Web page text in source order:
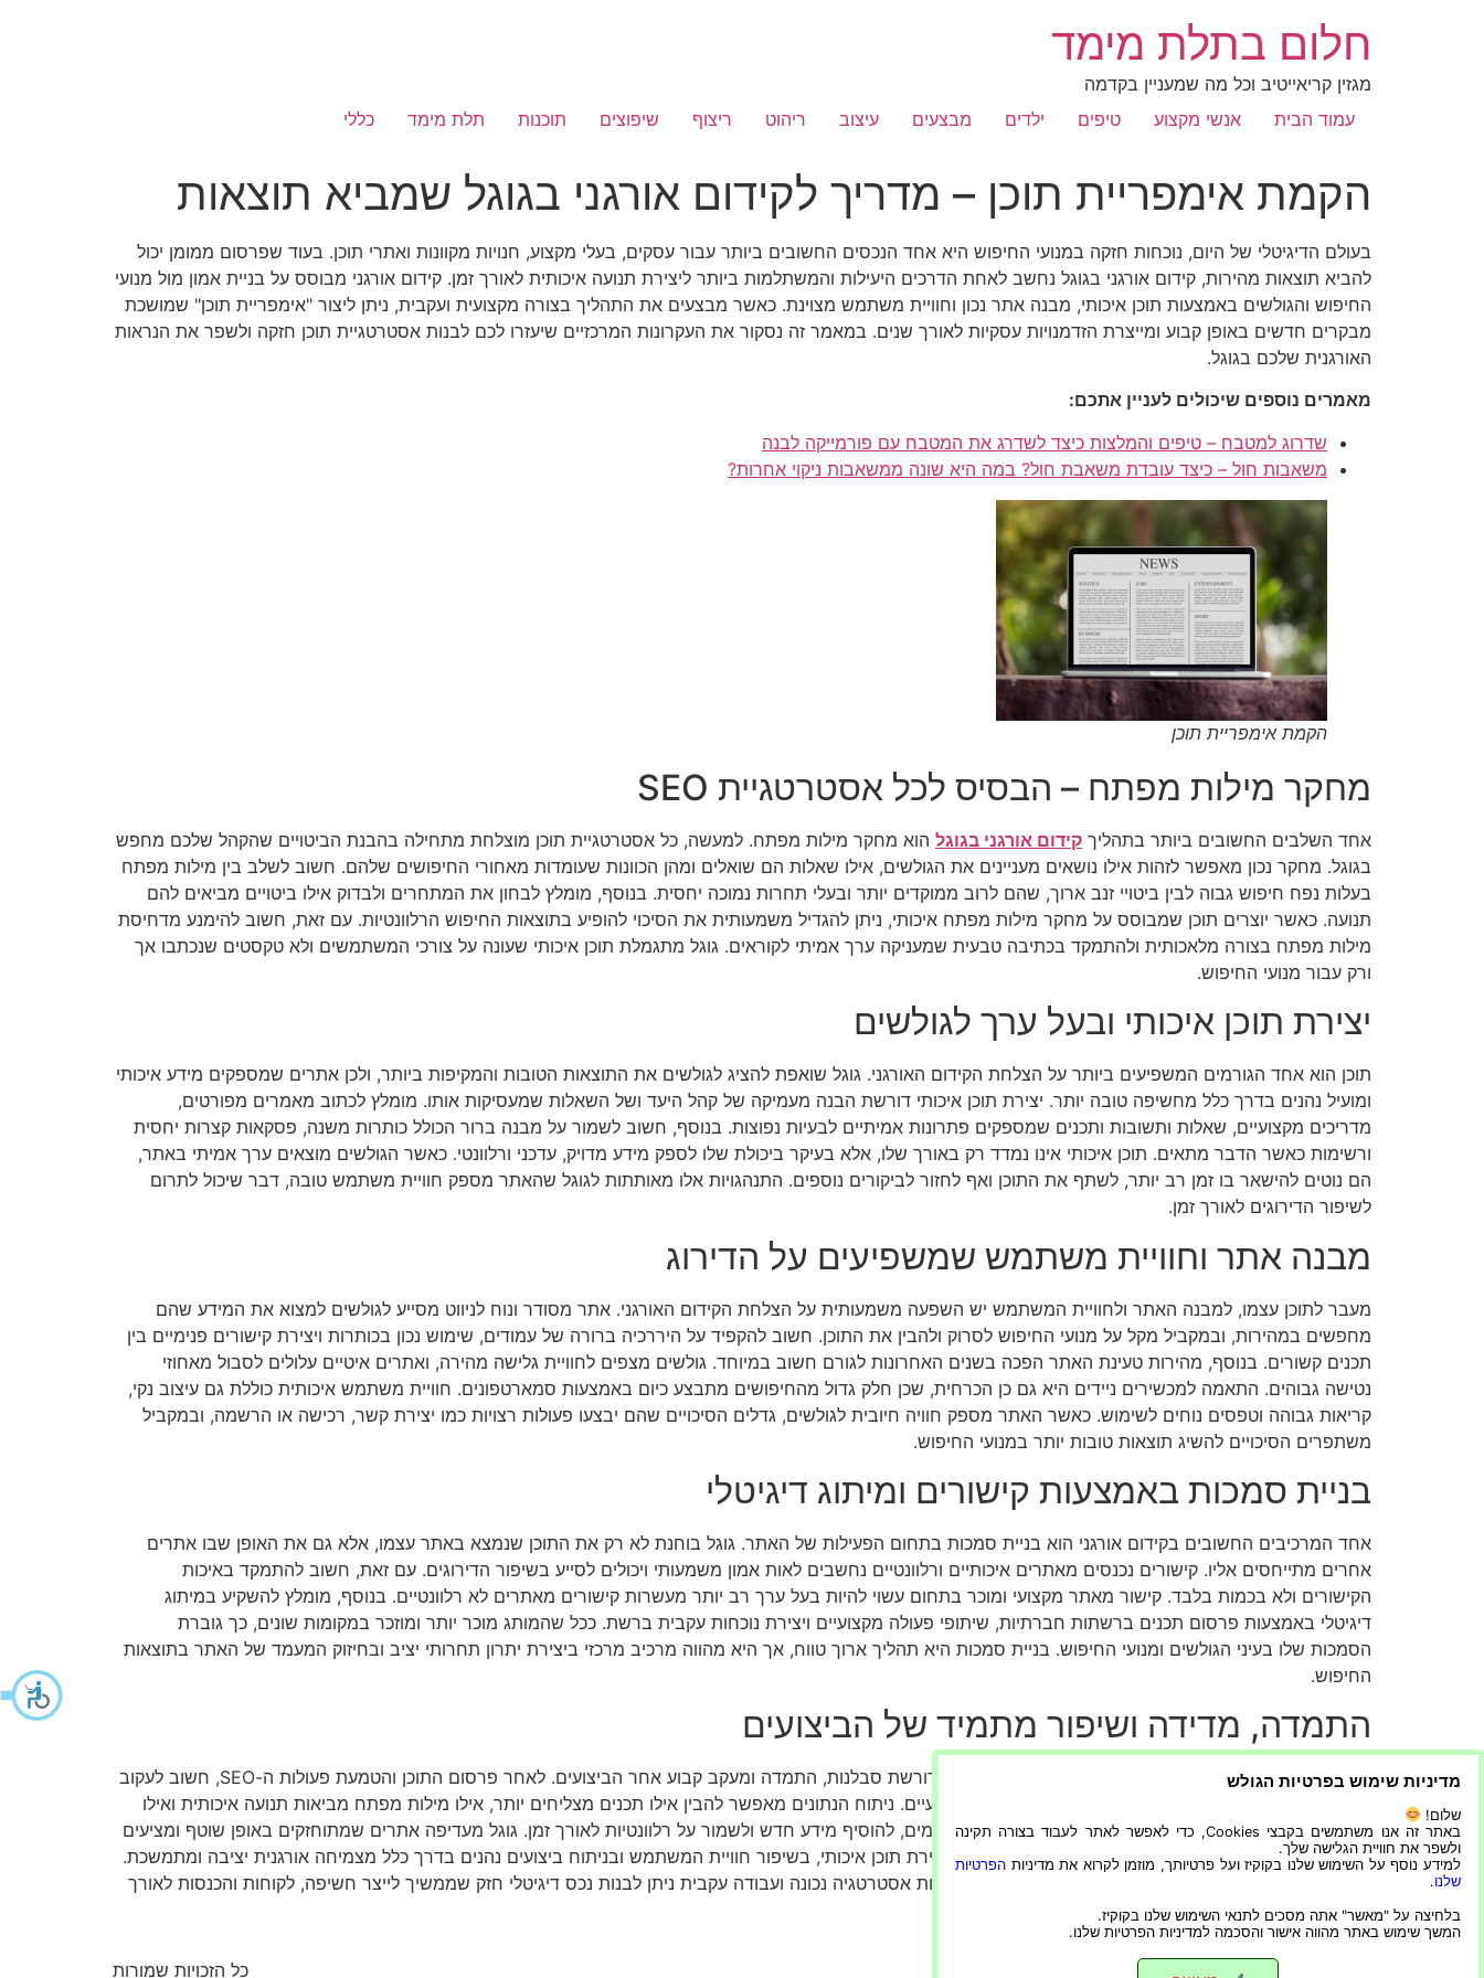
חלום בתלת מימד
מגזין קריאייטיב וכל מה שמעניין בקדמה
עמוד הבית
אנשי מקצוע טיפים ילדים מבצעים עיצוב ריהוט ריצוף שיפוצים תוכנות תלת מימד כללי
הקמת אימפריית תוכן – מדריך לקידום אורגני בגוגל שמביא תוצאות
בעולם הדיגיטלי של היום, נוכחות חזקה במנועי החיפוש היא אחד הנכסים החשובים ביותר עבור עסקים, בעלי מקצוע, חנויות מקוונות ואתרי תוכן. בעוד שפרסום ממומן יכול
להביא תוצאות מהירות, קידום אורגני בגוגל נחשב לאחת הדרכים היעילות והמשתלמות ביותר ליצירת תנועה איכותית לאורך זמן. קידום אורגני מבוסס על בניית אמון מול מנועי
החיפוש והגולשים באמצעות תוכן איכותי, מבנה אתר נכון וחוויית משתמש מצוינת. כאשר מבצעים את התהליך בצורה מקצועית ועקבית, ניתן ליצור "אימפריית תוכן" שמושכת
מבקרים חדשים באופן קבוע ומייצרת הזדמנויות עסקיות לאורך שנים. במאמר זה נסקור את העקרונות המרכזיים שיעזרו לכם לבנות אסטרטגיית תוכן חזקה ולשפר את הנראות
האורגנית שלכם בגוגל.
מאמרים נוספים שיכולים לעניין אתכם:
שדרוג למטבח – טיפים והמלצות כיצד לשדרג את המטבח עם פורמייקה לבנה
משאבות חול – כיצד עובדת משאבת חול? במה היא שונה ממשאבות ניקוי אחרות?
הקמת אימפריית תוכן
מחקר מילות מפתח – הבסיס לכל אסטרטגיית SEO
אחד השלבים החשובים ביותר בתהליך קידום אורגני בגוגל הוא מחקר מילות מפתח. למעשה, כל אסטרטגיית תוכן מוצלחת מתחילה בהבנת הביטויים שהקהל שלכם מחפש
בגוגל. מחקר נכון מאפשר לזהות אילו נושאים מעניינים את הגולשים, אילו שאלות הם שואלים ומהן הכוונות שעומדות מאחורי החיפושים שלהם. חשוב לשלב בין מילות מפתח
בעלות נפח חיפוש גבוה לבין ביטויי זנב ארוך, שהם לרוב ממוקדים יותר ובעלי תחרות נמוכה יחסית. בנוסף, מומלץ לבחון את המתחרים ולבדוק אילו ביטויים מביאים להם
תנועה. כאשר יוצרים תוכן שמבוסס על מחקר מילות מפתח איכותי, ניתן להגדיל משמעותית את הסיכוי להופיע בתוצאות החיפוש הרלוונטיות. עם זאת, חשוב להימנע מדחיסת
מילות מפתח בצורה מלאכותית ולהתמקד בכתיבה טבעית שמעניקה ערך אמיתי לקוראים. גוגל מתגמלת תוכן איכותי שעונה על צורכי המשתמשים ולא טקסטים שנכתבו אך
ורק עבור מנועי החיפוש.
יצירת תוכן איכותי ובעל ערך לגולשים
תוכן הוא אחד הגורמים המשפיעים ביותר על הצלחת הקידום האורגני. גוגל שואפת להציג לגולשים את התוצאות הטובות והמקיפות ביותר, ולכן אתרים שמספקים מידע איכותי
ומועיל נהנים בדרך כלל מחשיפה טובה יותר. יצירת תוכן איכותי דורשת הבנה מעמיקה של קהל היעד ושל השאלות שמעסיקות אותו. מומלץ לכתוב מאמרים מפורטים,
מדריכים מקצועיים, שאלות ותשובות ותכנים שמספקים פתרונות אמיתיים לבעיות נפוצות. בנוסף, חשוב לשמור על מבנה ברור הכולל כותרות משנה, פסקאות קצרות יחסית
ורשימות כאשר הדבר מתאים. תוכן איכותי אינו נמדד רק באורך שלו, אלא בעיקר ביכולת שלו לספק מידע מדויק, עדכני ורלוונטי. כאשר הגולשים מוצאים ערך אמיתי באתר,
הם נוטים להישאר בו זמן רב יותר, לשתף את התוכן ואף לחזור לביקורים נוספים. התנהגויות אלו מאותתות לגוגל שהאתר מספק חוויית משתמש טובה, דבר שיכול לתרום
לשיפור הדירוגים לאורך זמן.
מבנה אתר וחוויית משתמש שמשפיעים על הדירוג
מעבר לתוכן עצמו, למבנה האתר ולחוויית המשתמש יש השפעה משמעותית על הצלחת הקידום האורגני. אתר מסודר ונוח לניווט מסייע לגולשים למצוא את המידע שהם
מחפשים במהירות, ובמקביל מקל על מנועי החיפוש לסרוק ולהבין את התוכן. חשוב להקפיד על היררכיה ברורה של עמודים, שימוש נכון בכותרות ויצירת קישורים פנימיים בין
תכנים קשורים. בנוסף, מהירות טעינת האתר הפכה בשנים האחרונות לגורם חשוב במיוחד. גולשים מצפים לחוויית גלישה מהירה, ואתרים איטיים עלולים לסבול מאחוזי
נטישה גבוהים. התאמה למכשירים ניידים היא גם כן הכרחית, שכן חלק גדול מהחיפושים מתבצע כיום באמצעות סמארטפונים. חוויית משתמש איכותית כוללת גם עיצוב נקי,
קריאות גבוהה וטפסים נוחים לשימוש. כאשר האתר מספק חוויה חיובית לגולשים, גדלים הסיכויים שהם יבצעו פעולות רצויות כמו יצירת קשר, רכישה או הרשמה, ובמקביל
משתפרים הסיכויים להשיג תוצאות טובות יותר במנועי החיפוש.
בניית סמכות באמצעות קישורים ומיתוג דיגיטלי
אחד המרכיבים החשובים בקידום אורגני הוא בניית סמכות בתחום הפעילות של האתר. גוגל בוחנת לא רק את התוכן שנמצא באתר עצמו, אלא גם את האופן שבו אתרים
אחרים מתייחסים אליו. קישורים נכנסים מאתרים איכותיים ורלוונטיים נחשבים לאות אמון משמעותי ויכולים לסייע בשיפור הדירוגים. עם זאת, חשוב להתמקד באיכות
הקישורים ולא בכמות בלבד. קישור מאתר מקצועי ומוכר בתחום עשוי להיות בעל ערך רב יותר מעשרות קישורים מאתרים לא רלוונטיים. בנוסף, מומלץ להשקיע במיתוג
דיגיטלי באמצעות פרסום תכנים ברשתות חברתיות, שיתופי פעולה מקצועיים ויצירת נוכחות עקבית ברשת. ככל שהמותג מוכר יותר ומוזכר במקומות שונים, כך גוברת
הסמכות שלו בעיני הגולשים ומנועי החיפוש. בניית סמכות היא תהליך ארוך טווח, אך היא מהווה מרכיב מרכזי ביצירת יתרון תחרותי יציב ובחיזוק המעמד של האתר בתוצאות
החיפוש.
התמדה, מדידה ושיפור מתמיד של הביצועים
קידום אורגני אינו תהליך חד-פעמי אלא פעילות מתמשכת שדורשת סבלנות, התמדה ומעקב קבוע אחר הביצועים. לאחר פרסום התוכן והטמעת פעולות ה-SEO, חשוב לעקוב
אחר נתוני התנועה, הדירוגים וההמרות באמצעות כלים מקצועיים. ניתוח הנתונים מאפשר להבין אילו תכנים מצליחים יותר, אילו מילות מפתח מביאות תנועה איכותית ואילו
אזורים באתר דורשים שיפור. בנוסף, מומלץ לעדכן תכנים קיימים, להוסיף מידע חדש ולשמור על רלוונטיות לאורך זמן. גוגל מעדיפה אתרים שמתוחזקים באופן שוטף ומציעים
מידע עדכני למשתמשים. עסקים שמשקיעים באופן עקבי ביצירת תוכן איכותי, בשיפור חוויית המשתמש ובניתוח ביצועים נהנים בדרך כלל מצמיחה אורגנית יציבה ומתמשכת.
הקמת אימפריית תוכן אינה מתרחשת ביום אחד, אך באמצעות אסטרטגיה נכונה ועבודה עקבית ניתן לבנות נכס דיגיטלי חזק שממשיך לייצר חשיפה, לקוחות והכנסות לאורך
שנים.
מגזין קריאייטיב וכל מה שמעניין בקדמה כל הזכויות שמורות
מדיניות שימוש בפרטיות הגולש
שלום!
באתר זה אנו משתמשים בקבצי Cookies, כדי לאפשר לאתר לעבוד בצורה תקינה
ולשפר את חוויית הגלישה שלך.
למידע נוסף על השימוש שלנו בקוקיז ועל פרטיותך, מוזמן לקרוא את מדיניות הפרטיות
שלנו.
בלחיצה על "מאשר" אתה מסכים לתנאי השימוש שלנו בקוקיז.
המשך שימוש באתר מהווה אישור והסכמה למדיניות הפרטיות שלנו.